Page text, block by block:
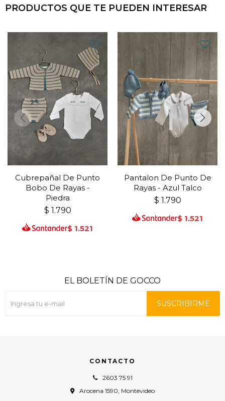
PRODUCTOS QUE TE PUEDEN INTERESAR
Cubrepañal De Punto
Bobo De Rayas -
Piedra
$ 1.790
$ 1.521
Pantalon De Punto De
Rayas - Azul Talco
$ 1.790
$ 1.521
CONTACTO
2603 75 91
Arocena 1590, Montevideo
EL BOLETÍN DE GOCCO
SUSCRIBIRME